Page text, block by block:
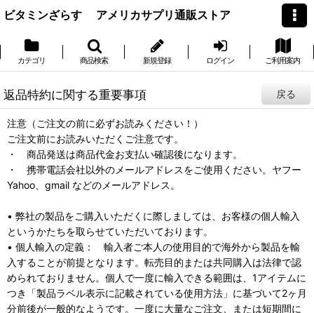
ビタミンざらす アメリカサプリ通販ストア
カテゴリ 商品検索 新規登録 ログイン ご利用案内
返品特約に関する重要事項 戻る
注意（ご注文の前に必ずお読みください！）
ご注文前にお読みいただくご注意です。
・ 商品発送は商品代金お支払い確認後になります。
・ 携帯電話会社以外のメールアドレスをご使用ください。ヤフー
Yahoo、gmail などのメールアドレス。
• 弊社の製品をご購入いただくに際しましては、お客様の個人輸入
というかたちを取らせていただいております。
• 個人輸入の定義： 輸入者ご本人の使用目的で海外から製品を輸
入することが前提となります。転売目的または共同購入は法律で認
められておりません。個人で一度に輸入できる範囲は、1アイテムに
つき「製品ラベル表示に記載されている使用方法」に基づいて2ヶ月
分前後が一般的なようです。一度に大量なご注文、または短期間に